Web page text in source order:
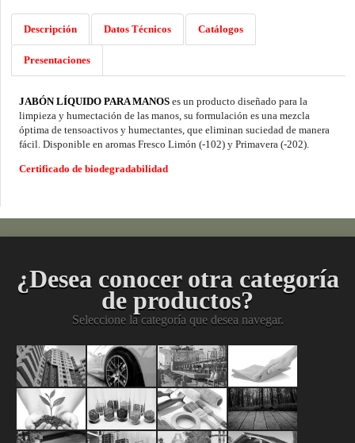
Descripción Datos Técnicos Catálogos
Presentaciones
JABÓN LÍQUIDO PARA MANOS es un producto diseñado para la
limpieza y humectación de las manos, su formulación es una mezcla
óptima de tensoactivos y humectantes, que eliminan suciedad de manera
fácil. Disponible en aromas Fresco Limón (-102) y Primavera (-202).
Certificado de biodegradabilidad
¿Desea conocer otra categoría
de productos?
Seleccione la categoría que desea navegar.
PinturasAcabados